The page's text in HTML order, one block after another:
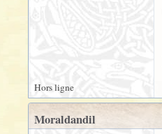
Hors ligne
Moraldandil